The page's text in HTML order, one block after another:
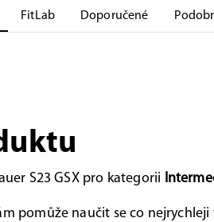
FitLab Doporučené
S23 GSX pro kategorii
pomůže naučit se co